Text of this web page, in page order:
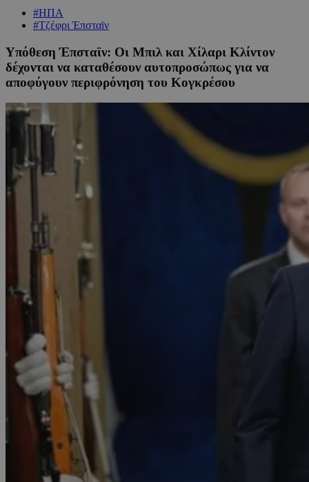
#ΗΠΑ
#Τζέφρι Έπσταϊν
Υπόθεση Έπσταϊν: Οι Μπιλ και Χίλαρι Κλίντον
δέχονται να καταθέσουν αυτοπροσώπως για να
αποφύγουν περιφρόνηση του Κογκρέσου